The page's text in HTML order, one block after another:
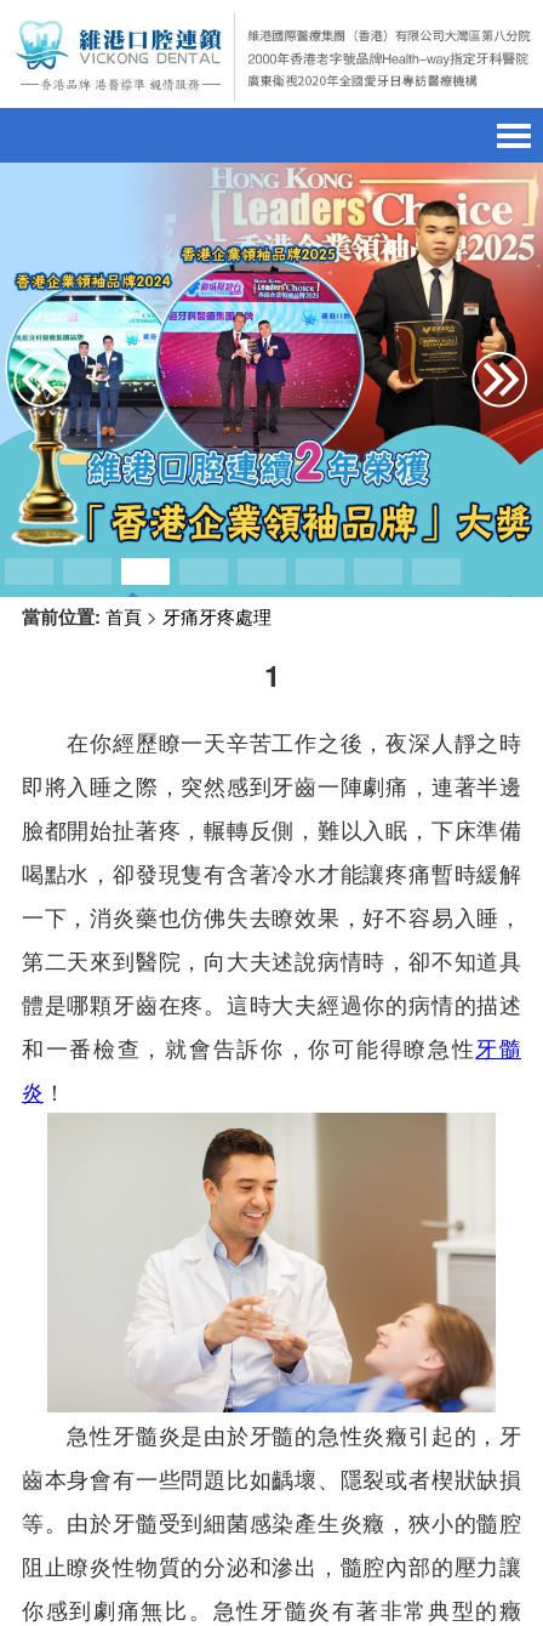
hospital introduction
醫生介紹doctor introduction
醫療新聞medical news
種植牙dental implant
箍牙
orthodontics
收費標準charge standard
預約牙醫contact us
WhatsApp預約
當前位置: 首頁> 牙痛牙疼處理
1
在你經歷瞭一天辛苦工作之後，夜深人靜之時
即將入睡之際，突然感到牙齒一陣劇痛，連著半邊
臉都開始扯著疼，輾轉反側，難以入眠，下床準備
喝點水，卻發現隻有含著冷水才能讓疼痛暫時緩解
一下，消炎藥也仿佛失去瞭效果，好不容易入睡，
第二天來到醫院，向大夫述說病情時，卻不知道具
體是哪顆牙齒在疼。這時大夫經過你的病情的描述
和一番檢查，就會告訴你，你可能得瞭急性牙髓
炎 ！
急性牙髓炎是由於牙髓的急性炎癥引起的，牙
齒本身會有一些問題比如齲壞、隱裂或者楔狀缺損
等。由於牙髓受到細菌感染產生炎癥，狹小的髓腔
阻止瞭炎性物質的分泌和滲出，髓腔內部的壓力讓
你感到劇痛無比。急性牙髓炎有著非常典型的癥